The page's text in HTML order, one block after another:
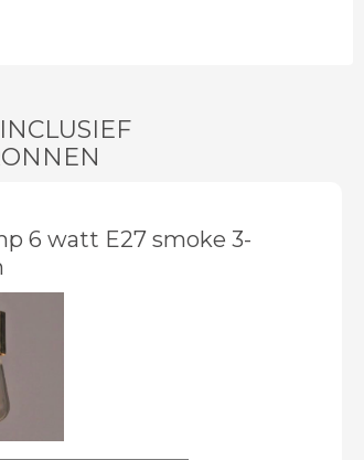
INCLUSIEF
6 watt E27 smoke 3-